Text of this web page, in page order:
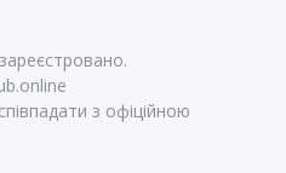
з офіційною